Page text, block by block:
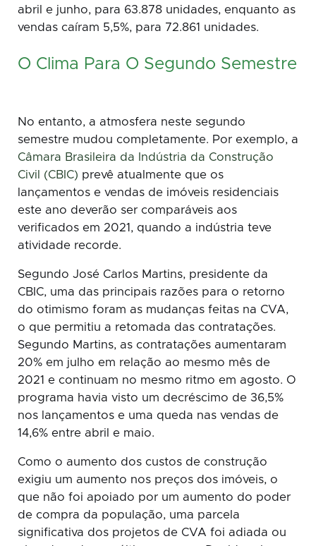
abril e junho, para 63.878 unidades, enquanto as
vendas caíram 5,5%, para 72.861 unidades.
O Clima Para O Segundo Semestre
No entanto, a atmosfera neste segundo
semestre mudou completamente. Por exemplo, a
Câmara Brasileira da Indústria da Construção
Civil (CBIC) prevê atualmente que os
lançamentos e vendas de imóveis residenciais
este ano deverão ser comparáveis aos
verificados em 2021, quando a indústria teve
atividade recorde.
Segundo José Carlos Martins, presidente da
CBIC, uma das principais razões para o retorno
do otimismo foram as mudanças feitas na CVA,
o que permitiu a retomada das contratações.
Segundo Martins, as contratações aumentaram
20% em julho em relação ao mesmo mês de
2021 e continuam no mesmo ritmo em agosto. O
programa havia visto um decréscimo de 36,5%
nos lançamentos e uma queda nas vendas de
14,6% entre abril e maio.
Como o aumento dos custos de construção
exigiu um aumento nos preços dos imóveis, o
que não foi apoiado por um aumento do poder
de compra da população, uma parcela
significativa dos projetos de CVA foi adiada ou